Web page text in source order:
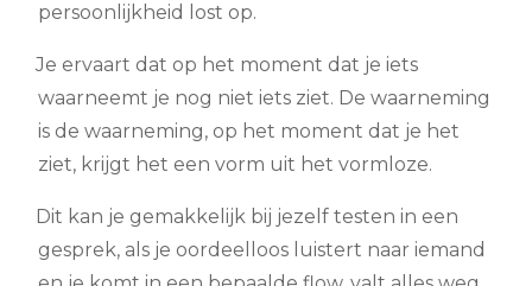
persoonlijkheid lost op.
Je ervaart dat op het moment dat je iets
waarneemt je nog niet iets ziet. De waarneming
is de waarneming, op het moment dat je het
ziet, krijgt het een vorm uit het vormloze.
Dit kan je gemakkelijk bij jezelf testen in een
gesprek, als je oordeelloos luistert naar iemand